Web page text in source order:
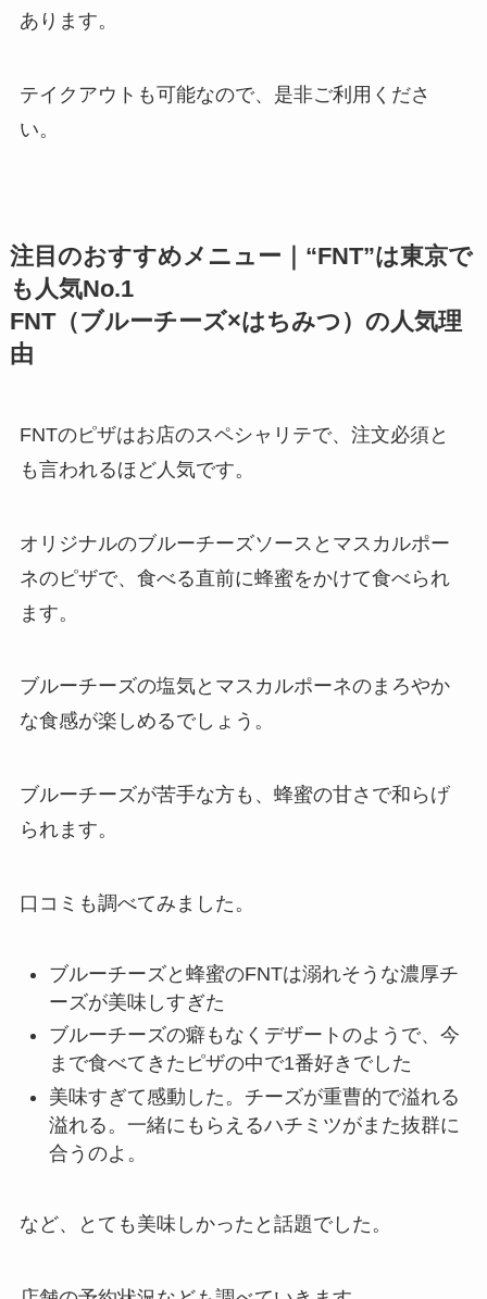
あります。
テイクアウトも可能なので、是非ご利用くださ
い。
注目のおすすめメニュー｜“FNT”は東京で
も人気No.1
FNT（ブルーチーズ×はちみつ）の人気理
由
FNTのピザはお店のスペシャリテで、注文必須と
も言われるほど人気です。
オリジナルのブルーチーズソースとマスカルポー
ネのピザで、食べる直前に蜂蜜をかけて食べられ
ます。
ブルーチーズの塩気とマスカルポーネのまろやか
な食感が楽しめるでしょう。
ブルーチーズが苦手な方も、蜂蜜の甘さで和らげ
られます。
口コミも調べてみました。
ブルーチーズと蜂蜜のFNTは溺れそうな濃厚チ
ーズが美味しすぎた
ブルーチーズの癖もなくデザートのようで、今
まで食べてきたピザの中で1番好きでした
美味すぎて感動した。チーズが重曹的で溢れる
溢れる。一緒にもらえるハチミツがまた抜群に
合うのよ。
など、とても美味しかったと話題でした。